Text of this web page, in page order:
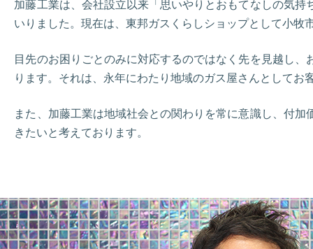
加藤工業は、会社設立以来「思いやりとおもてなしの気
いりました。現在は、東邦ガスくらしショップとして小
目先のお困りごとのみに対応するのではなく先を見越し
ります。それは、永年にわたり地域のガス屋さんとして
また、加藤工業は地域社会との関わりを常に意識し、付
きたいと考えております。